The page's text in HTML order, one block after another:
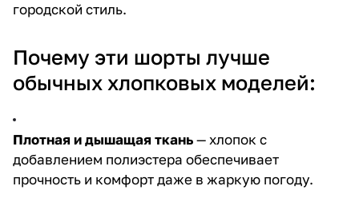
городской стиль.
Почему эти шорты лучше
обычных хлопковых моделей:
Плотная и дышащая ткань— хлопок с
добавлением полиэстера обеспечивает
прочность и комфорт даже в жаркую погоду.